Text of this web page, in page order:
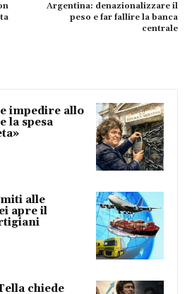
Argentina: denazionalizzare il
peso e far fallire la banca
centrale
impedire allo
la spesa
alle
apre il
chiede